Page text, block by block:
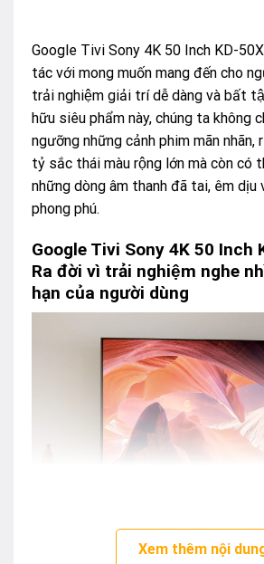
Google Tivi Sony 4K 50 Inch KD-
tác với mong muốn mang đến cho
trải nghiệm giải trí dễ dàng và bất
hữu siêu phẩm này, chúng ta không
ngưỡng những cảnh phim mãn nhãn,
tỷ sắc thái màu rộng lớn mà còn có
những dòng âm thanh đã tai, êm dịu
phong phú.
Google Tivi Sony 4K 50 Inch
Ra đời vì trải nghiệm nghe
hạn của người dùng
Google Tivi Sony 4K 50 Inch KD-
Xem thêm nội